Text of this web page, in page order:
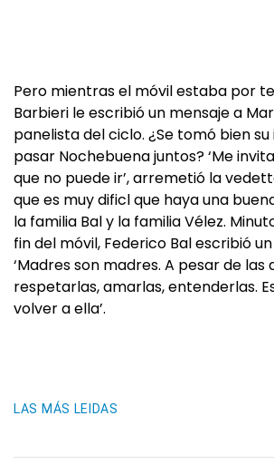
Pero mientras el móvil estaba por
Barbieri le escribió un mensaje a
panelista del ciclo. ¿Se tomó bien
pasar Nochebuena juntos? ‘Me
que no puede ir’, arremetió la
que es muy dificl que haya una
la familia Bal y la familia Vélez.
fin del móvil, Federico Bal escribió
‘Madres son madres. A pesar de
respetarlas, amarlas, entenderlas.
volver a ella’.
LAS MÁS LEIDAS